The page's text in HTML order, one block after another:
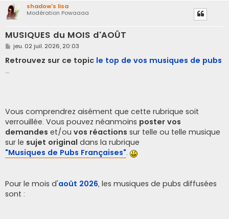
shadow's lisa
Modération Powaaaa
MUSIQUES du MOIS d'AOÛT
M
e
s
s
jeu. 02 juil. 2026, 20:03
Retrouvez sur ce topic le top de vos musiques de pubs
...
Vous comprendrez aisément que cette rubrique soit
verrouillée. Vous pouvez néanmoins poster vos
demandes et/ou vos réactions sur telle ou telle musique
sur le sujet original dans la rubrique
"Musiques de Pubs Françaises".
Pour le mois d'août 2026, les musiques de pubs diffusées
sont :